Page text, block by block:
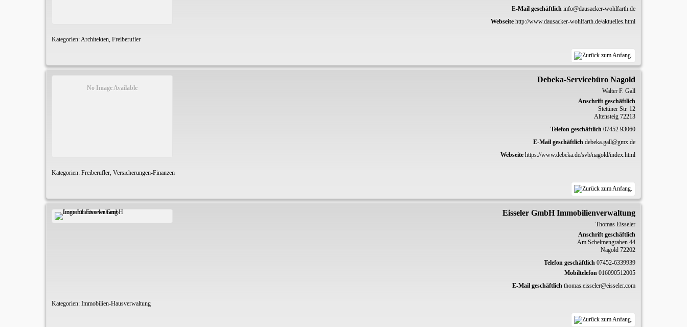
E-Mail geschäftlich info@dausacker-wohlfarth.de
Webseite http://www.dausacker-wohlfarth.de/aktuelles.html
Kategorien:Architekten, Freiberufler
No Image Available
Debeka-Servicebüro Nagold
Walter F. Gall
Anschrift geschäftlich
Stettiner Str. 12
Altensteig 72213
Telefon geschäftlich 07452 93060
E-Mail geschäftlich debeka.gall@gmx.de
Webseite https://www.debeka.de/svb/nagold/index.html
Kategorien: Freiberufler, Versicherungen-Finanzen
Eisseler GmbH Immobilienverwaltung
Thomas Eisseler
Anschrift geschäftlich
Am Schelmengraben 44
Nagold 72202
Telefon geschäftlich 07452-6339939
Mobiltelefon 016090512005
E-Mail geschäftlich thomas.eisseler@eisseler.com
Kategorien: Immobilien-Hausverwaltung